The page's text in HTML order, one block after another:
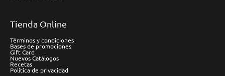
Tienda Online
Términos y condiciones
Bases de promociones
Gift Card
Nuevos Catálogos
Recetas
Política de privacidad